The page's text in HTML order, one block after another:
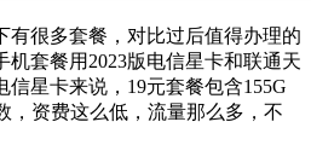
有很多套餐，对比过后值得办理的
套餐用2023版电信星卡和联通天
星卡来说，19元套餐包含155G
，资费这么低，流量那么多，不